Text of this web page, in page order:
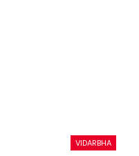
VIDARBHA